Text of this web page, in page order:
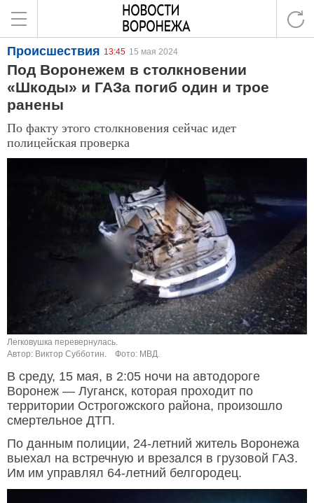
Происшествия 13:45 15 мая 2024
Под Воронежем в столкновении
«Шкоды» и ГАЗа погиб один и трое
ранены
По факту этого столкновения сейчас идет
полицейская проверка
Легковушка перевернулась.
Автор: Виктор Субботин.
Фото: МВД.
В среду, 15 мая, в 2:05 ночи на автодороге
Воронеж — Луганск, которая проходит по
территории Острогожского района, произошло
смертельное ДТП.
По данным полиции, 24-летний житель Воронежа
выехал на встречную и врезался в грузовой ГАЗ.
Им им управлял 64-летний белгородец.